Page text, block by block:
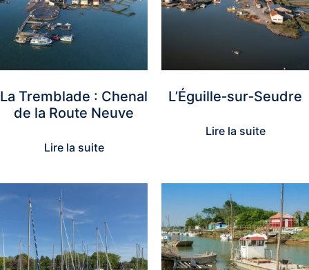
La Tremblade : Chenal
de la Route Neuve
Lire la suite
L’Éguille‑sur‑Seudre
Lire la suite